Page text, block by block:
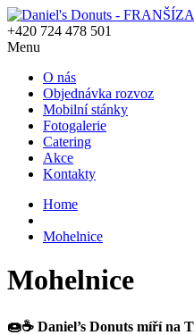
+420 724 478 501
Menu
O nás
Objednávka rozvoz
Mobilní stánky
Fotogalerie
Catering
Akce
Kontakty
Home
Mohelnice
Mohelnice
🍩☕ Daniel’s Donuts míří na